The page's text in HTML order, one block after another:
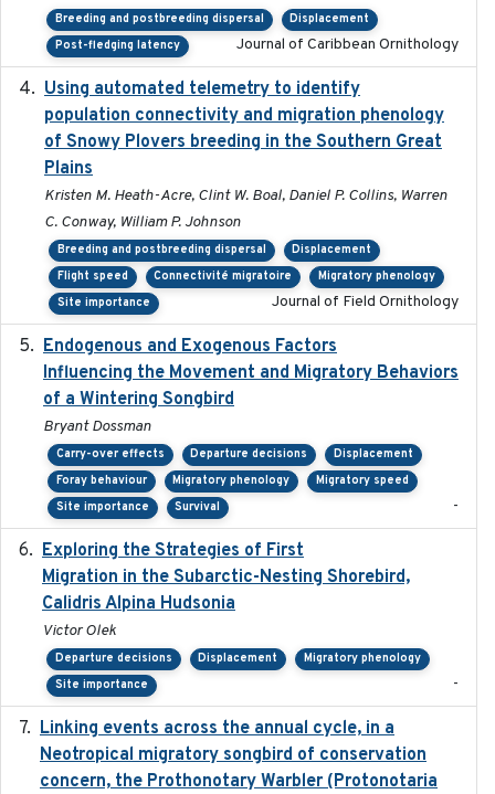
Breeding and postbreeding dispersal
Displacement
Post-fledging latency
Journal of Caribbean Ornithology
Using automated telemetry to identify
population connectivity and migration phenology
of Snowy Plovers breeding in the Southern Great
Plains
Kristen M. Heath-Acre, Clint W. Boal, Daniel P. Collins, Warren
C. Conway, William P. Johnson
Breeding and postbreeding dispersal
Displacement
Flight speed
Connectivité migratoire
Migratory phenology
Site importance
Journal of Field Ornithology
Endogenous and Exogenous Factors
Influencing the Movement and Migratory Behaviors
of a Wintering Songbird
Bryant Dossman
Carry-over effects Departure decisions
Displacement
Foray behaviour
Migratory phenology
Migratory speed
Site importance
Survival -
Exploring the Strategies of First
Migration in the Subarctic-Nesting Shorebird,
Calidris Alpina Hudsonia
Victor Olek
Departure decisions Displacement
Migratory phenology
Site importance
-
Linking events across the annual cycle, in a
Neotropical migratory songbird of conservation
concern, the Prothonotary Warbler (Protonotaria